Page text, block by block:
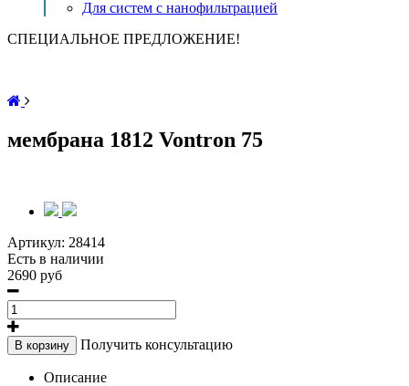
Для систем с нанофильтрацией
СПЕЦИАЛЬНОЕ ПРЕДЛОЖЕНИЕ!
мембрана 1812 Vontron 75
Артикул: 28414
Есть в наличии
2690 руб
В корзину Получить консультацию
Описание